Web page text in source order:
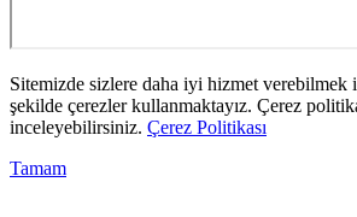
Sitemizde sizlere daha iyi hizmet
şekilde çerezler kullanmaktayız. Çerez
inceleyebilirsiniz. Çerez Politikası
Tamam